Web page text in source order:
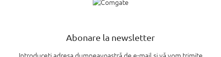
Abonare la newsletter
Introduceţi adresa dumneavoastră de e-mail şi vă vom trimite